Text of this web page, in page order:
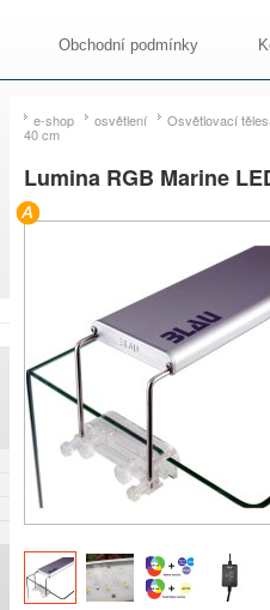
Obchodní podmínky
e-shop osvětlení Osvětlovací
40 cm
Lumina RGB Marine